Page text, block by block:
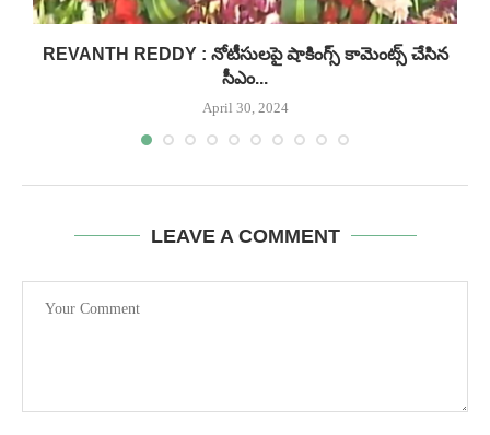
REVANTH REDDY : నోటీసులపై షాకింగ్స్ కామెంట్స్ చేసిన
సీఎం...
April 30, 2024
LEAVE A COMMENT